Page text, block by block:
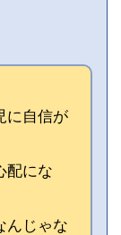
に自信が
配にな
んじゃな